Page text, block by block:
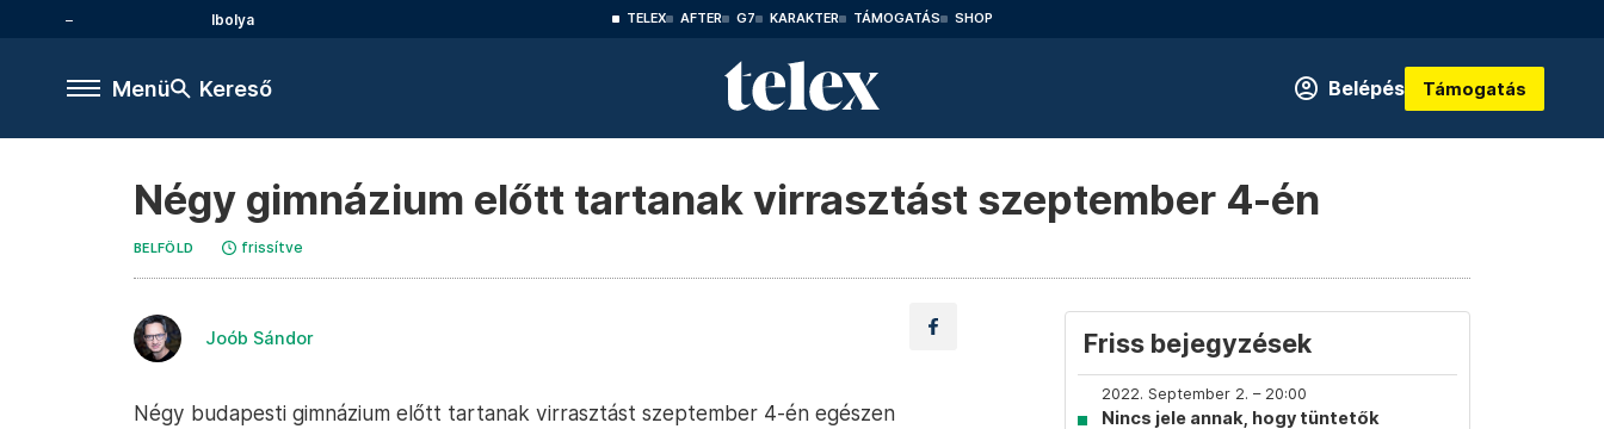
Ibolya TELEX AFTER G7 KARAKTER TÁMOGATÁS SHOP
Menü Kereső Belépés Támogatás
Négy gimnázium előtt tartanak virrasztást szeptember 4-én
BELFÖLD frissítve
Joób Sándor
Négy budapesti gimnázium előtt tartanak virrasztást szeptember 4-én egészen
Friss bejegyzések
2022. September 2. – 20:00
Nincs jele annak, hogy tüntetők